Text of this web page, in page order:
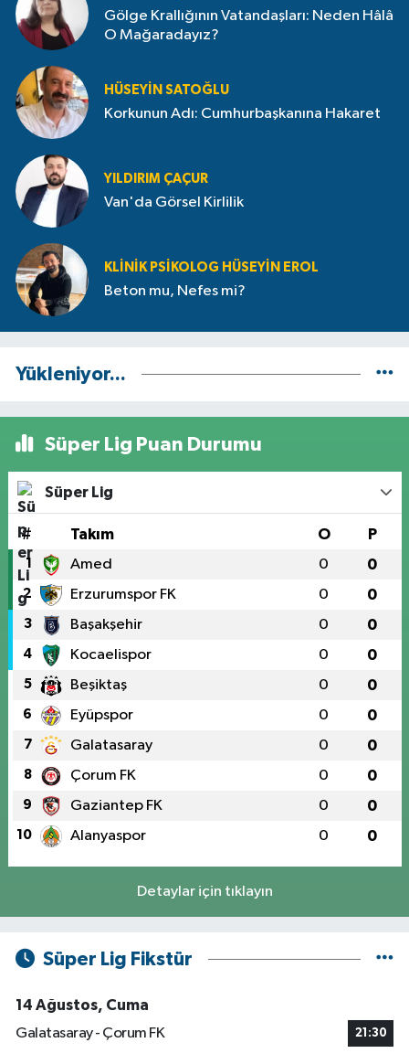
Gölge Krallığının Vatandaşları: Neden Hâlâ
O Mağaradayız?
HÜSEYIN SATOĞLU
Korkunun Adı: Cumhurbaşkanına Hakaret
YILDIRIM ÇAÇUR
Van'da Görsel Kirlilik
KLINIK PSIKOLOG HÜSEYIN EROL
Beton mu, Nefes mi?
Yükleniyor...
Süper Lig Puan Durumu
Süper Lig
# Takım O P
1 Amed 0 0
2 Erzurumspor FK 0 0
3 Başakşehir 0 0
4 Kocaelispor 0 0
5 Beşiktaş 0 0
6 Eyüpspor 0 0
7 Galatasaray 0 0
8 Çorum FK 0 0
9 Gaziantep FK 0 0
10 Alanyaspor 0 0
Detaylar için tıklayın
Süper Lig Fikstür
14 Ağustos, Cuma
Galatasaray - Çorum FK
21:30